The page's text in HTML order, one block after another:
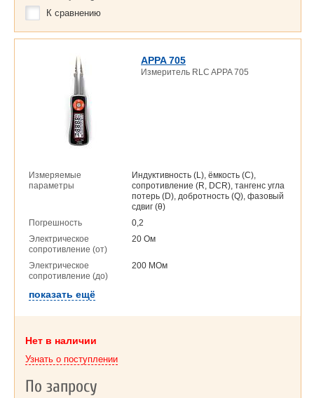
К сравнению
APPA 705
Измеритель RLC APPA 705
Измеряемые
параметры
Индуктивность (L), ёмкость (C),
сопротивление (R, DCR), тангенс угла
потерь (D), добротность (Q), фазовый
сдвиг (θ)
Погрешность
0,2
Электрическое
сопротивление (от)
20 Ом
Электрическое
сопротивление (до)
200 МОм
показать ещё
Нет в наличии
Узнать о поступлении
По запросу